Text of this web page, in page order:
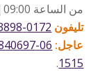
من الساعة 09:00 إلى الساعة 11:00
تليفون 0172-213898
عاجل: 06-51840697.
1515
.